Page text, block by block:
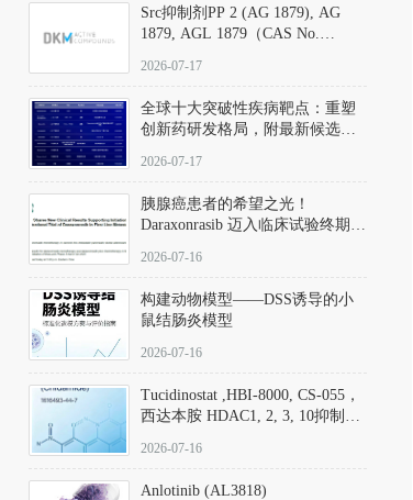
中，其靶向ROCK的选择性超过
200倍，凸显出优异的分子特异
Src抑制剂PP 2 (AG 1879), AG
1879, AGL 1879（CAS No.
应用指南
2026-07-17
全球十大突破性疾病靶点：重塑
创新药研发格局，附最新候选分
2026-07-17
胰腺癌患者的希望之光！
Daraxonrasib 迈入临床试验终期阶
2026-07-16
构建动物模型——DSS诱导的小
鼠结肠炎模型
2026-07-16
Tucidinostat ,HBI-8000, CS-055，
西达本胺 HDAC1, 2, 3, 10抑制剂
D808567) - DKM活性分子
2026-07-16
Anlotinib (AL3818)